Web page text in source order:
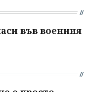
във военния